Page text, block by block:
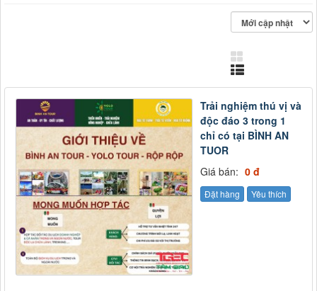
Trải nghiệm thú vị và
độc đáo 3 trong 1
chỉ có tại BÌNH AN
TUOR
Giá bán: 0 đ
Đặt hàng Yêu thích